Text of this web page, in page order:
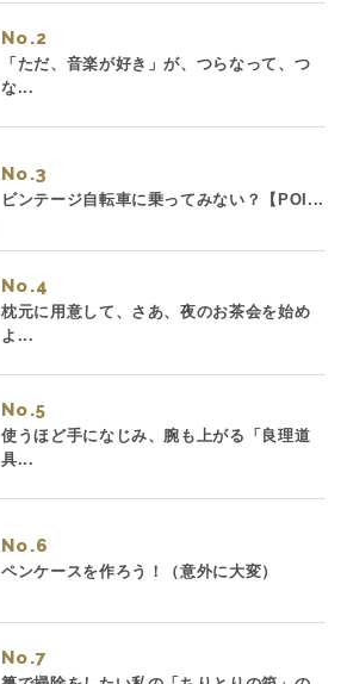
No.
「ただ、音楽が好き」が、つらなって、つ
な...
No.
ビンテージ自転車に乗ってみない？【POI...
No.
枕元に用意して、さあ、夜のお茶会を始め
よ...
No.
使うほど手になじみ、腕も上がる「良理道
具...
No.
ペンケースを作ろう！（意外に大変）
No.